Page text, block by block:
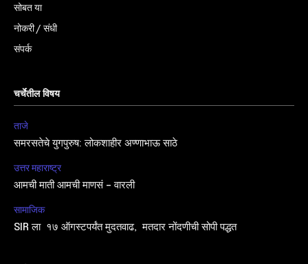
सोबत या
नोकरी / संधी
संपर्क
चर्चेतील विषय
ताजे
समरसतेचे युगपुरुष: लोकशाहीर अण्णाभाऊ साठे
उत्तर महाराष्ट्र
आमची माती आमची माणसं – वारली
सामाजिक
SIR ला १७ ऑगस्टपर्यंत मुदतवाढ, मतदार नोंदणीची सोपी पद्धत